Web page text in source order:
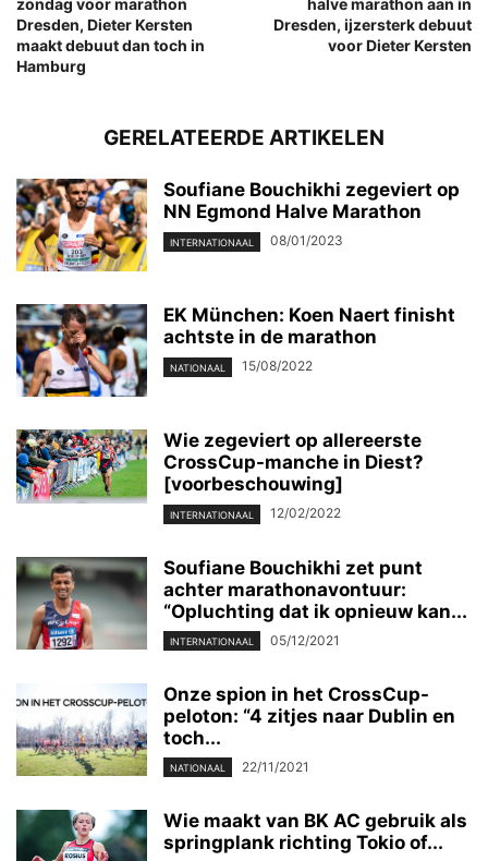
zondag voor marathon
Dresden, Dieter Kersten
maakt debuut dan toch in
Hamburg
halve marathon aan in
Dresden, ijzersterk debuut
voor Dieter Kersten
GERELATEERDE ARTIKELEN
Soufiane Bouchikhi zegeviert op
NN Egmond Halve Marathon
INTERNATIONAAL 08/01/2023
EK München: Koen Naert finisht
achtste in de marathon
NATIONAAL 15/08/2022
Wie zegeviert op allereerste
CrossCup-manche in Diest?
[voorbeschouwing]
INTERNATIONAAL 12/02/2022
Soufiane Bouchikhi zet punt
achter marathonavontuur:
“Opluchting dat ik opnieuw kan...
INTERNATIONAAL 05/12/2021
Onze spion in het CrossCup-
peloton: “4 zitjes naar Dublin en
toch...
NATIONAAL 22/11/2021
Wie maakt van BK AC gebruik als
springplank richting Tokio of...